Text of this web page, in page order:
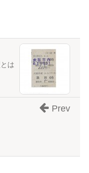
は
Prev